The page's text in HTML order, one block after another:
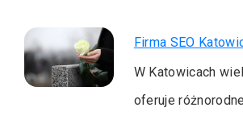
Firma SEO
W Katowicach
oferuje